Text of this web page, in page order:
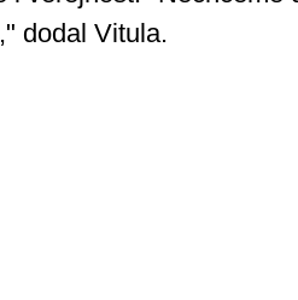
dodal Vitula.